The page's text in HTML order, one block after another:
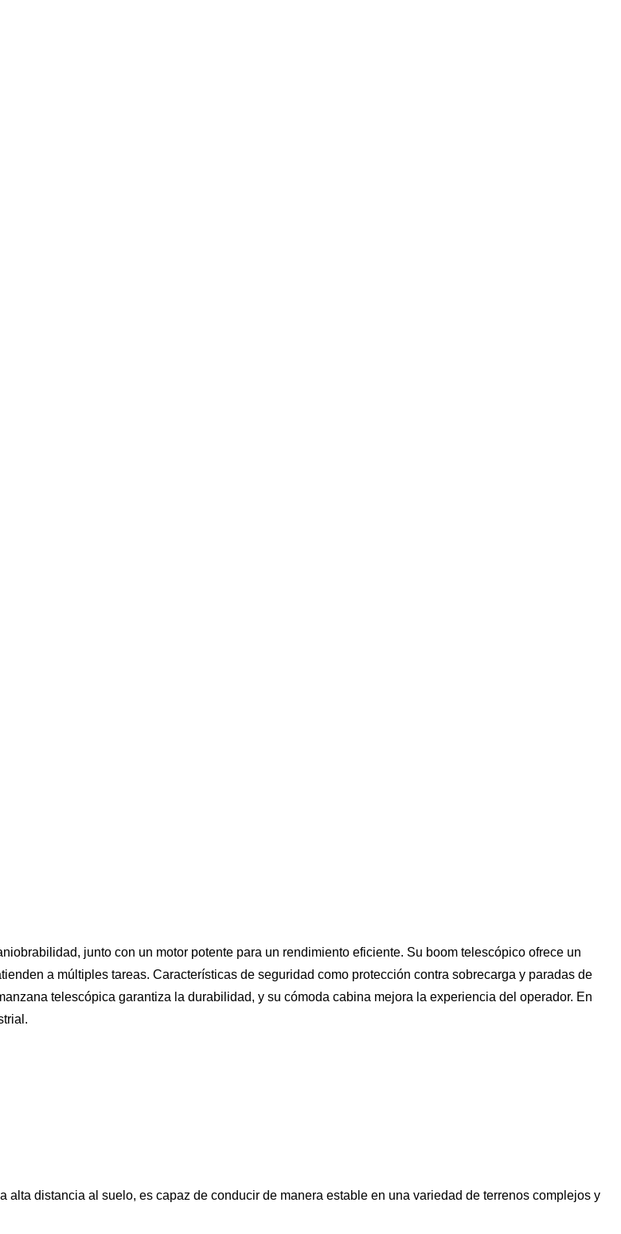
junto con un motor potente para un rendimiento eficiente. Su boom telescópico ofrece un
a múltiples tareas. Características de seguridad como protección contra sobrecarga y paradas de
telescópica garantiza la durabilidad, y su cómoda cabina mejora la experiencia del operador. En
alta distancia al suelo, es capaz de conducir de manera estable en una variedad de terrenos complejos y